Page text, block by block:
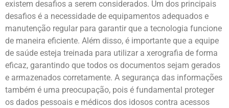
existem desafios a serem considerados. Um dos principais
desafios é a necessidade de equipamentos adequados e
manutenção regular para garantir que a tecnologia funcione
de maneira eficiente. Além disso, é importante que a equipe
de saúde esteja treinada para utilizar a xerografia de forma
eficaz, garantindo que todos os documentos sejam gerados
e armazenados corretamente. A segurança das informações
também é uma preocupação, pois é fundamental proteger
os dados pessoais e médicos dos idosos contra acessos